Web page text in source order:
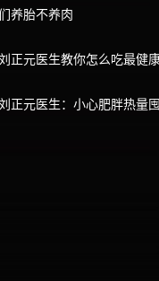
养胎不养肉
正元医生教你怎么吃最健
正元医生：小心肥胖热量